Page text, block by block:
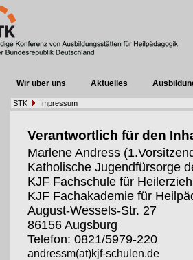
Wir über uns Aktuelles
STK Impressum
Verantwortlich für den
Marlene Andress
Katholische Jugendfürsorge
KJF Fachschule für
KJF Fachakademie für
August-Wessels-Str. 27
86156 Augsburg
Telefon: 0821/5979-220
andressm(at)kjf-schulen.de